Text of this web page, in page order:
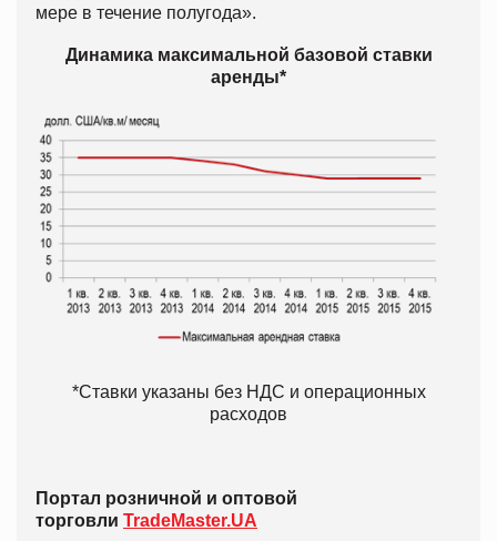
мере в течение полугода».
Динамика максимальной базовой ставки
аренды*
*Ставки указаны без НДС и операционных
расходов
Портал розничной и оптовой
торговли TradeMaster.UA